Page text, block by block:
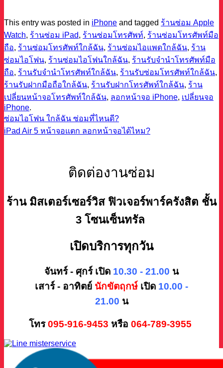
This entry was posted in iPhone and tagged ร้านซ่อม Apple
Watch, ร้านซ่อม iPad, ร้านซ่อมโทรศัพท์, ร้านซ่อมโทรศัพท์มือ
ถือ, ร้านซ่อมโทรศัพท์ใกล้ฉัน, ร้านซ่อมไอแพดใกล้ฉัน, ร้าน
ซ่อมไอโฟน, ร้านซ่อมไอโฟนใกล้ฉัน, ร้านรับจำนำโทรศัพท์มือ
ถือ, ร้านรับจำนำโทรศัพท์ใกล้ฉัน, ร้านรับซ่อมโทรศัพท์ใกล้ฉัน,
ร้านรับฝากมือถือใกล้ฉัน, ร้านรับฝากโทรศัพท์ใกล้ฉัน, ร้าน
เปลี่ยนหน้าจอโทรศัพท์ใกล้ฉัน, ลอกหน้าจอ iPhone, เปลี่ยนจอ
iPhone.
ซ่อมไอโฟน ใกล้ฉัน ซ่อมที่ไหนดี?
iPad Air 5 หน้าจอแตก ลอกหน้าจอได้ไหม?
ติดต่องานซ่อม
ร้าน มิสเตอร์เซอร์วิส ฟิวเจอร์พาร์ครังสิต ชั้น
3 โซนเซ็นทรัล
เปิดบริการทุกวัน
จันทร์ - ศุกร์ เปิด 10.30 - 21.00 น
เสาร์ - อาทิตย์ นักขัตฤกษ์ เปิด 10.00 -
21.00 น
โทร095-916-9453 หรือ 064-789-3955